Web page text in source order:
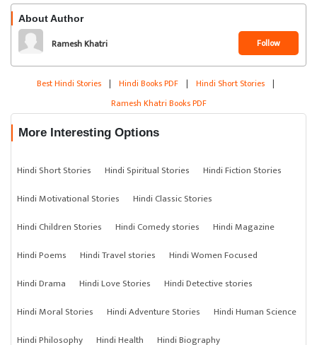
About Author
Ramesh Khatri Follow
Best Hindi Stories | Hindi Books PDF | Hindi Short Stories |
Ramesh Khatri Books PDF
More Interesting Options
Hindi Short Stories Hindi Spiritual Stories
Hindi Fiction Stories
Hindi Motivational Stories
Hindi Classic Stories
Hindi Children Stories
Hindi Comedy stories
Hindi Magazine
Hindi Poems
Hindi Travel stories
Hindi Women Focused
Hindi Drama
Hindi Love Stories
Hindi Detective stories
Hindi Moral Stories
Hindi Adventure Stories
Hindi Human Science
Hindi Philosophy
Hindi Health Hindi Biography